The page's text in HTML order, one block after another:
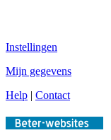
Instellingen
Mijn gegevens
Help | Contact